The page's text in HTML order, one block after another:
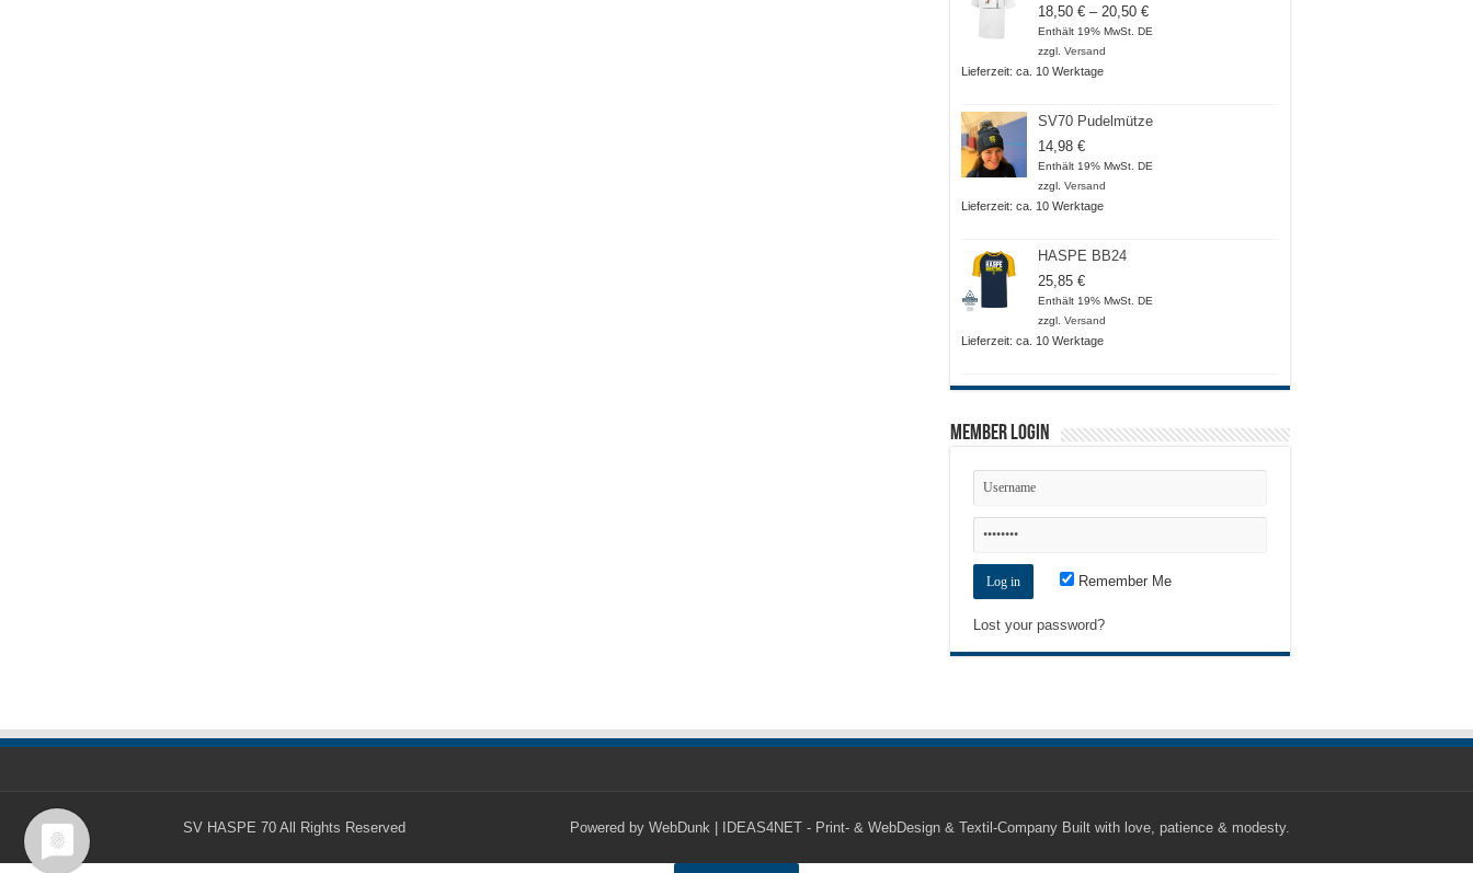
18,50 € – 20,50 €Preisspanne:
18,50 €
Enthält 19% MwSt. DE
zzgl. Versand
Lieferzeit: ca. 10 Werktage
SV70 Pudelmütze
14,98 €
Enthält 19% MwSt. DE
zzgl. Versand
Lieferzeit: ca. 10 Werktage
HASPE BB24
25,85 €
Enthält 19% MwSt. DE
zzgl. Versand
Lieferzeit: ca. 10 Werktage
Member Login
Remember Me
Lost your password?
Powered by WebDunk | IDEAS4NET - Print- & WebDesign & Textil-Company Built with love, patience & modesty.
SV HASPE 70 All Rights Reserved